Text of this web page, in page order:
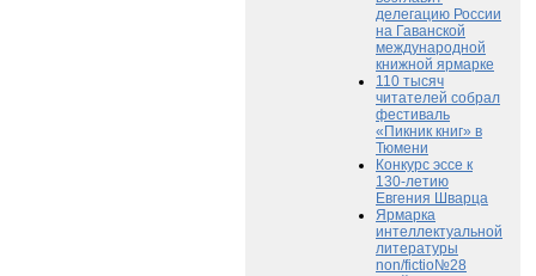
делегацию России
на Гаванской
международной
книжной ярмарке
110 тысяч
читателей собрал
фестиваль
«Пикник книг» в
Тюмени
Конкурс эссе к
130-летию
Евгения Шварца
Ярмарка
интеллектуальной
литературы
non/fictio№28